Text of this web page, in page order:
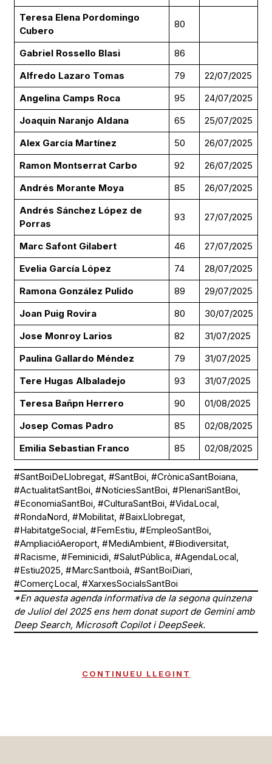
Teresa Elena Pordomingo
Cubero
80
Gabriel Rossello Blasi
86
Alfredo Lazaro Tomas
79
22/07/2025
Angelina Camps Roca
95
24/07/2025
Joaquin Naranjo Aldana
65
25/07/2025
Alex García Martínez
50
26/07/2025
Ramon Montserrat Carbo
92
26/07/2025
Andrés Morante Moya
85
26/07/2025
Andrés Sánchez López de
Porras
93 27/07/2025
Marc Safont Gilabert 46
27/07/2025
Evelia García López
74
28/07/2025
Ramona González Pulido
89
29/07/2025
Joan Puig Rovira
80
30/07/2025
Jose Monroy Larios
82
31/07/2025
Paulina Gallardo Méndez
79
31/07/2025
Tere Hugas Albaladejo
93
31/07/2025
Teresa Bañpn Herrero
90
01/08/2025
Josep Comas Padro
85
02/08/2025
Emilia Sebastian Franco
85 02/08/2025
#SantBoiDeLlobregat, #SantBoi, #CrònicaSantBoiana,
#ActualitatSantBoi, #NotíciesSantBoi, #PlenariSantBoi,
#EconomiaSantBoi, #CulturaSantBoi, #VidaLocal,
#RondaNord, #Mobilitat, #BaixLlobregat,
#HabitatgeSocial, #FemEstiu, #EmpleoSantBoi,
#AmpliacióAeroport, #MediAmbient, #Biodiversitat,
#Racisme, #Feminicidi, #SalutPública, #AgendaLocal,
#Estiu2025, #MarcSantboià, #SantBoiDiari,
#ComerçLocal, #XarxesSocialsSantBoi
*En aquesta agenda informativa de la segona quinzena
de Juliol del 2025 ens hem donat suport de Gemini amb
Deep Search, Microsoft Copilot i DeepSeek.
CONTINUEU LLEGINT